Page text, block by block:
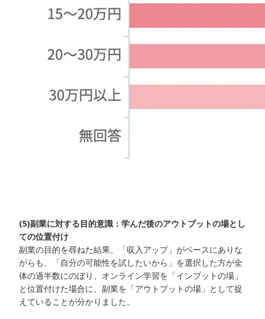
(5)副業に対する目的意識：学んだ後のアウトプットの場とし
ての位置付け
副業の目的を尋ねた結果、「収入アップ」がベースにありな
がらも、「自分の可能性を試したいから」を選択した方が全
体の過半数にのぼり、オンライン学習を「インプットの場」
と位置付けた場合に、副業を「アウトプットの場」として捉
えていることが分かりました。